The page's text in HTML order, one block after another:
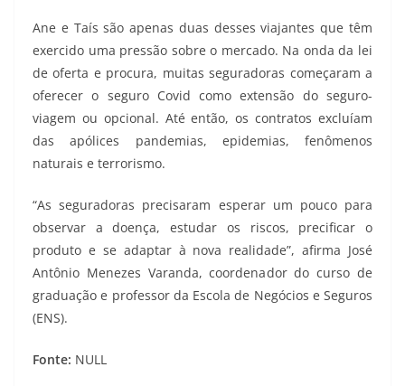
Ane e Taís são apenas duas desses viajantes que têm
exercido uma pressão sobre o mercado. Na onda da lei
de oferta e procura, muitas seguradoras começaram a
oferecer o seguro Covid como extensão do seguro-
viagem ou opcional. Até então, os contratos excluíam
das apólices pandemias, epidemias, fenômenos
naturais e terrorismo.
“As seguradoras precisaram esperar um pouco para
observar a doença, estudar os riscos, precificar o
produto e se adaptar à nova realidade”, afirma José
Antônio Menezes Varanda, coordenador do curso de
graduação e professor da Escola de Negócios e Seguros
(ENS).
Fonte: NULL